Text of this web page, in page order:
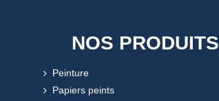
NOS PRODUITS
Peinture
Papiers peints